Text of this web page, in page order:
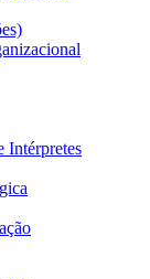
Intérpretes